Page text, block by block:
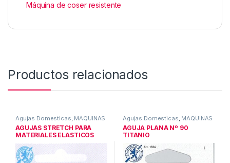
Máquina de coser resistente
Productos relacionados
Agujas Domesticas, MÁQUINAS
DE COSER DOMESTICAS
AGUJAS STRETCH PARA
MATERIALES ELASTICOS
Agujas Domesticas, MÁQUINAS
DE COSER DOMESTICAS
AGUJA PLANA Nº 90
TITANIO